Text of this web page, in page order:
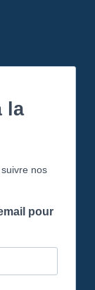
la
nos
pour